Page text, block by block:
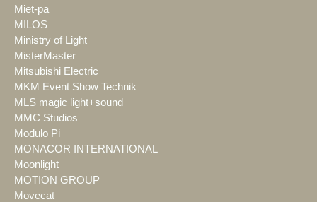
Miet-pa
MILOS
Ministry of Light
MisterMaster
Mitsubishi Electric
MKM Event Show Technik
MLS magic light+sound
MMC Studios
Modulo Pi
MONACOR INTERNATIONAL
Moonlight
MOTION GROUP
Movecat